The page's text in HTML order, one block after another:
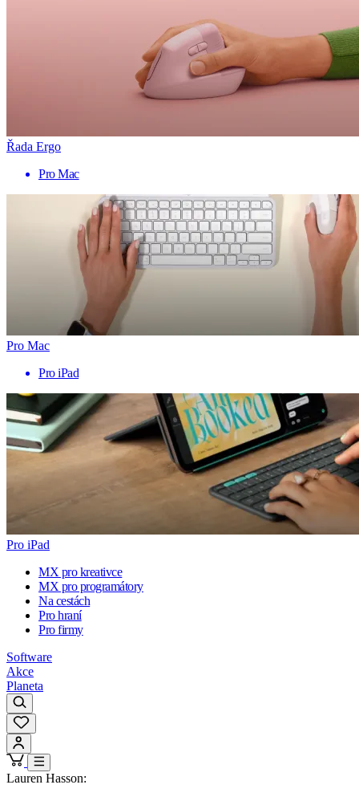
Řada Ergo
Pro Mac
Pro Mac
Pro iPad
Pro iPad
MX pro kreativce
MX pro programátory
Na cestách
Pro hraní
Pro firmy
Software
Akce
Planeta
Lauren Hasson: